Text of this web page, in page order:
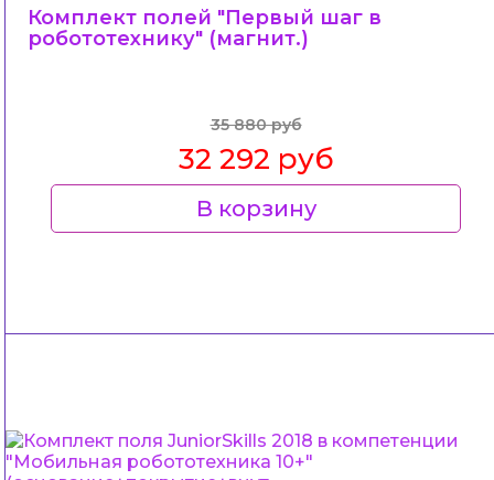
Комплект полей "Первый шаг в
робототехнику" (магнит.)
35 880 руб
32 292 руб
В корзину